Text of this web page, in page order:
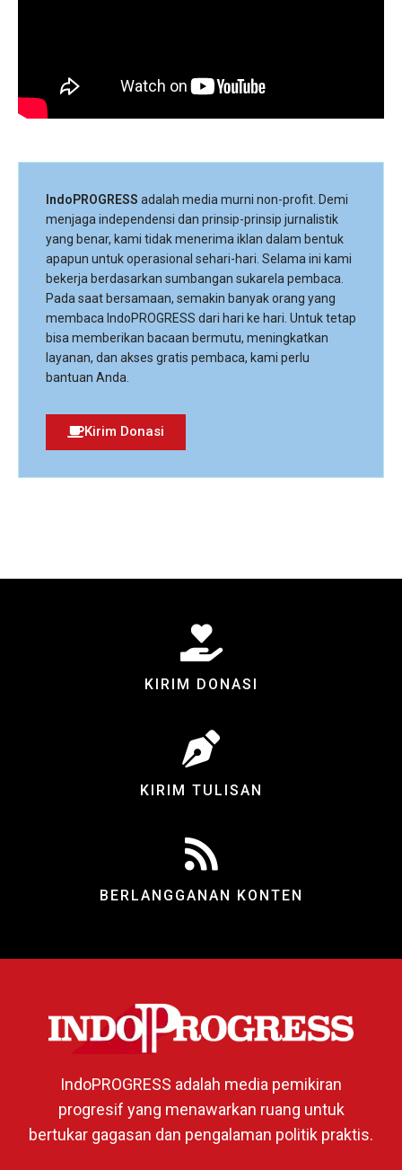
IndoPROGRESS adalah media murni non-profit. Demi
menjaga independensi dan prinsip-prinsip jurnalistik
yang benar, kami tidak menerima iklan dalam bentuk
apapun untuk operasional sehari-hari. Selama ini kami
bekerja berdasarkan sumbangan sukarela pembaca.
Pada saat bersamaan, semakin banyak orang yang
membaca IndoPROGRESS dari hari ke hari. Untuk tetap
bisa memberikan bacaan bermutu, meningkatkan
layanan, dan akses gratis pembaca, kami perlu
bantuan Anda.
Kirim Donasi
KIRIM DONASI
KIRIM TULISAN
BERLANGGANAN KONTEN
IndoPROGRESS adalah media pemikiran
progresif yang menawarkan ruang untuk
bertukar gagasan dan pengalaman politik praktis.